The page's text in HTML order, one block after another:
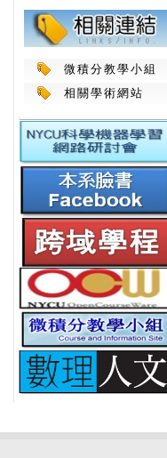
微積分教學小組
相關學術網站